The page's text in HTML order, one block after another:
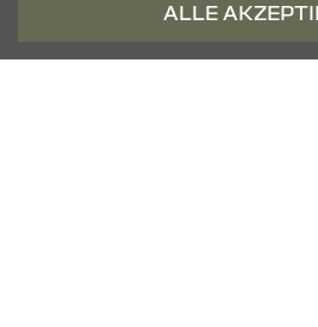
Montag - Freitag
ALLE